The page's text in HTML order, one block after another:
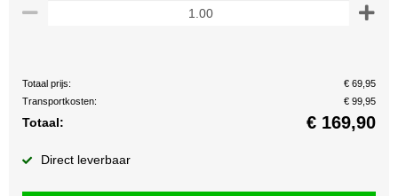
Totaal prijs:
€ 69,95
Transportkosten:
€ 99,95
Totaal: € 169,90
Direct leverbaar